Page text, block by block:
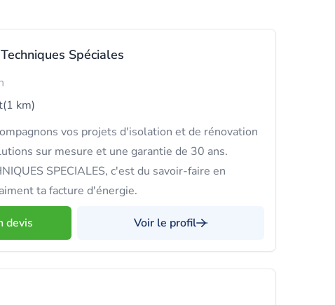
Spéciales
(1 km)
vos projets d'isolation et de rénovation
sur mesure et une garantie de 30 ans.
SPECIALES, c'est du savoir-faire en
ta facture d'énergie.
devis Voir le profil